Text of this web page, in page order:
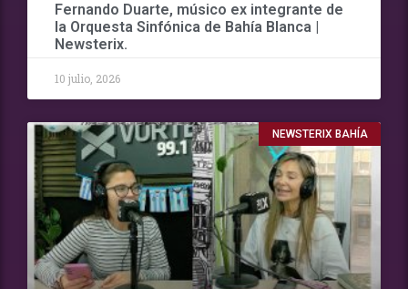
Fernando Duarte, músico ex integrante de
la Orquesta Sinfónica de Bahía Blanca |
Newsterix.
10 julio, 2026
NEWSTERIX BAHÍA